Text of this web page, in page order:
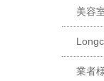
美容
業者